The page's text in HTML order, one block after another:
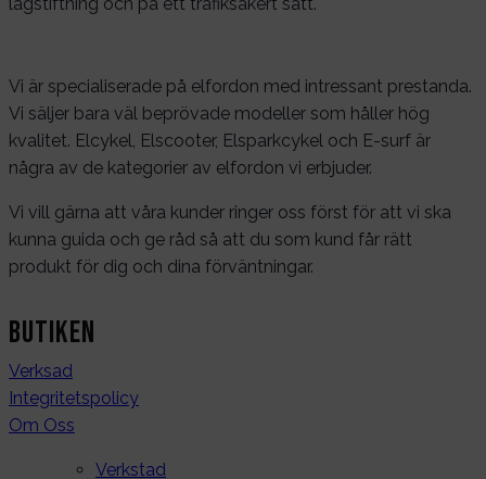
Vi är specialiserade på elfordon med intressant prestanda.
Vi säljer bara väl beprövade modeller som håller hög
kvalitet. Elcykel, Elscooter, Elsparkcykel och E-surf är
några av de kategorier av elfordon vi erbjuder.
Vi vill gärna att våra kunder ringer oss först för att vi ska
kunna guida och ge råd så att du som kund får rätt
produkt för dig och dina förväntningar.
Butiken
Verksad
Integritetspolicy
Om Oss
Verkstad